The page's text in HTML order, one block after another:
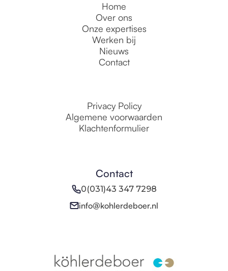
Home
Over ons
Onze expertises
Werken bij
Nieuws
Contact
Privacy Policy
Algemene voorwaarden
Klachtenformulier
Contact
0(031)43 347 7298
info@kohlerdeboer.nl